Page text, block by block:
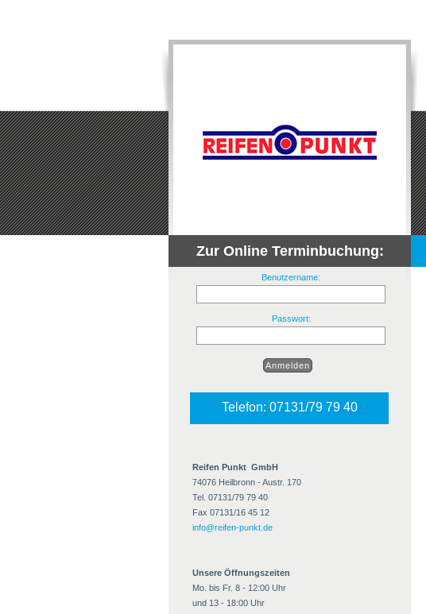
Zur Online Terminbuchung:
Benutzername:
Passwort:
Telefon: 07131/79 79 40
Reifen Punkt GmbH
74076 Heilbronn - Austr. 170
Tel. 07131/79 79 40
Fax 07131/16 45 12
info@reifen-punkt.de
Unsere Öffnungszeiten
Mo. bis Fr. 8 - 12:00 Uhr
und 13 - 18:00 Uhr